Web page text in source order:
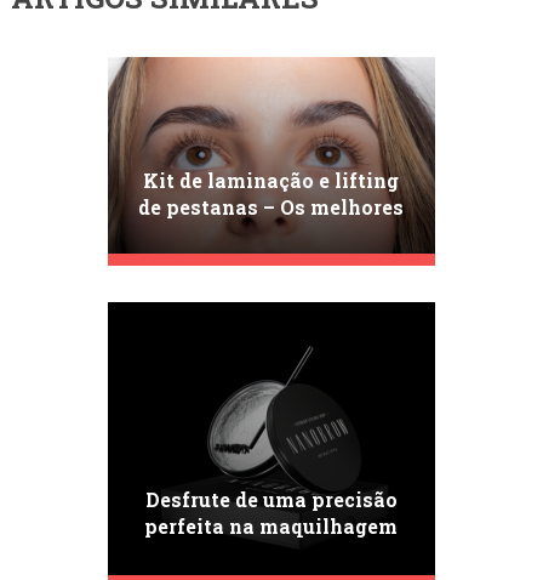
Kit de laminação e lifting
de pestanas – Os melhores
produtos do mercado.
Porquê escolher o produto
Desfrute de uma precisão
perfeita na maquilhagem